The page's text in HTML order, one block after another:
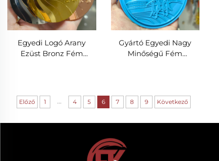
Egyedi Logó Arany
Ezüst Bronz Fém
Gyártó Egyedi Nagy
Minőségű Fém
Előző 1 ... 4 5 6 7 8 9 Következő